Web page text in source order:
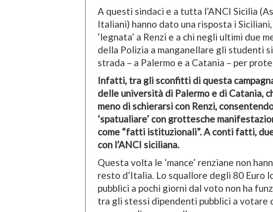
A questi sindaci e a tutta l’ANCI Sicilia
Italiani) hanno dato una risposta i
‘legnata’ a Renzi e a chi negli ultimi due
della Polizia a manganellare gli studenti
strada – a Palermo e a Catania – per
Infatti, tra gli sconfitti di questa
delle università di Palermo e di Catania,
meno di schierarsi con Renzi,
‘spatualiare’ con grottesche
come “fatti istituzionali”. A conti fatti,
con l’ANCI siciliana.
Questa volta le ‘mance’ renziane non
resto d’Italia. Lo squallore degli 80 Euro
pubblici a pochi giorni dal voto non ha
tra gli stessi dipendenti pubblici a votare